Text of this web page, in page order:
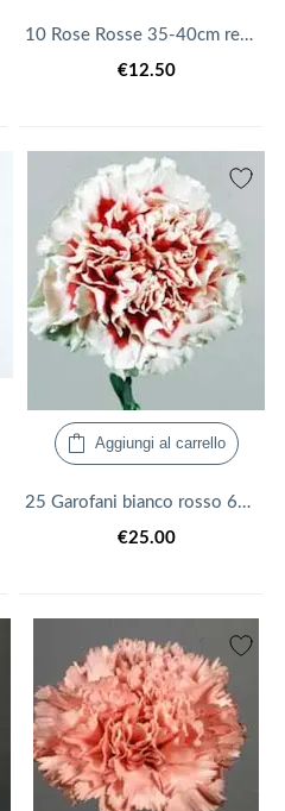
10 Rose Rosse 35-40cm recise roselline
€12.50
Aggiungi al carrello
25 Garofani bianco rosso 60cm fiori recisi
€25.00